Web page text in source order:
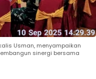
Usman, menyampaikan
sinergi bersama